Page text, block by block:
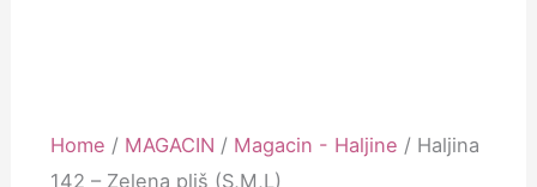
Home / MAGACIN / Magacin - Haljine / Haljina
142 – Zelena pliš (S,M,L)